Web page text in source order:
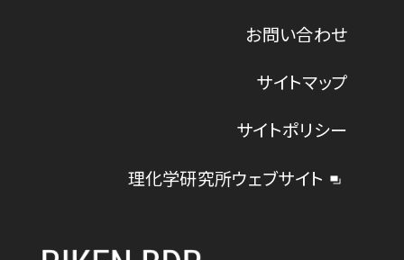
お問い合わせ
サイトマップ
サイトポリシー
理化学研究所ウェブサイト